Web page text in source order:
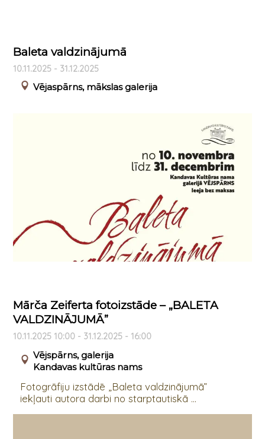
Baleta valdzinājumā
10.11.2025 - 31.12.2025
Vējaspārns, mākslas galerija
Mārča Zeiferta fotoizstāde – „BALETA
VALDZINĀJUMĀ”
10.11.2025 10:00 - 31.12.2025 - 16:00
Vējspārns, galerija
Kandavas kultūras nams
Fotogrāfiju izstādē „Baleta valdzinājumā”
iekļauti autora darbi no starptautiskā ...